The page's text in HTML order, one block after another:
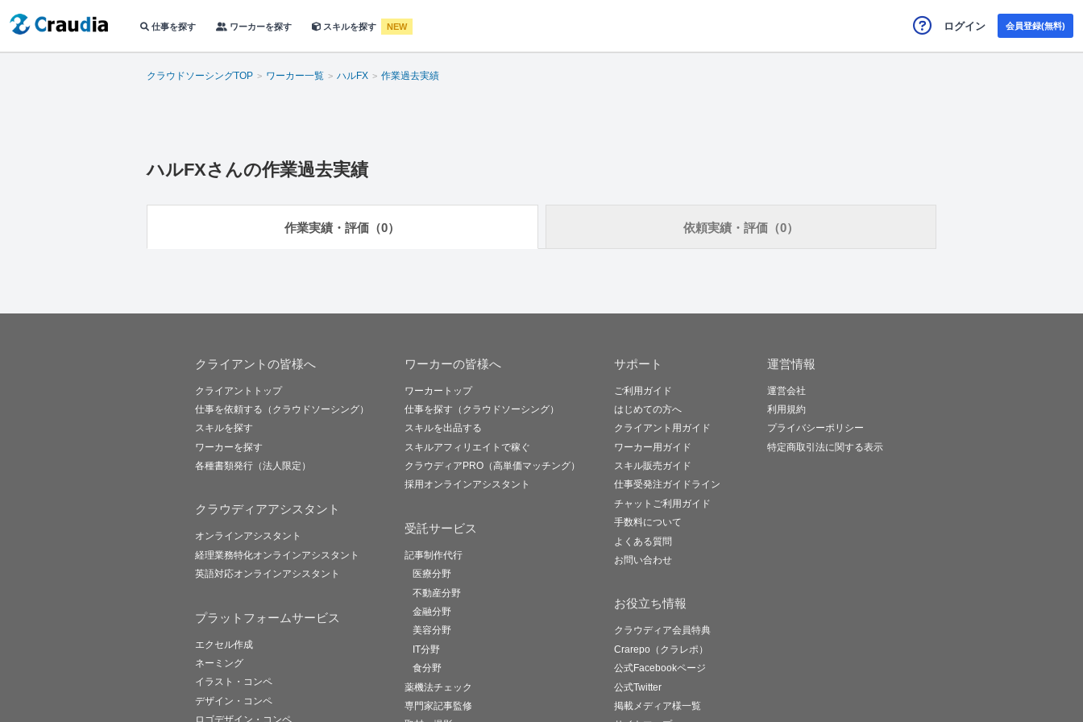
仕事を探す ワーカーを探す スキルを探す NEW ログイン 会員登録(無料)
クラウドソーシングTOP ワーカー一覧 ハルFX 作業過去実績
ハルFXさんの作業過去実績
作業実績・評価（0） 依頼実績・評価（0）
クライアントの皆様へ
クライアントトップ
仕事を依頼する（クラウドソーシング）
スキルを探す
ワーカーを探す
各種書類発行（法人限定）
クラウディアアシスタント
オンラインアシスタント
経理業務特化オンラインアシスタント
英語対応オンラインアシスタント
プラットフォームサービス
エクセル作成
ネーミング
イラスト・コンペ
デザイン・コンペ
ロゴデザイン・コンペ
ワーカーの皆様へ
ワーカートップ
仕事を探す（クラウドソーシング）
スキルを出品する
スキルアフィリエイトで稼ぐ
クラウディアPRO（高単価マッチング）
採用オンラインアシスタント
受託サービス
記事制作代行
医療分野
不動産分野
金融分野
美容分野
IT分野
食分野
薬機法チェック
専門家記事監修
サポート
ご利用ガイド
はじめての方へ
クライアント用ガイド
ワーカー用ガイド
スキル販売ガイド
仕事受発注ガイドライン
チャットご利用ガイド
手数料について
よくある質問
お問い合わせ
お役立ち情報
クラウディア会員特典
Crarepo（クラレポ）
公式Facebookページ
公式Twitter
掲載メディア様一覧
運営情報
運営会社
利用規約
プライバシーポリシー
特定商取引法に関する表示